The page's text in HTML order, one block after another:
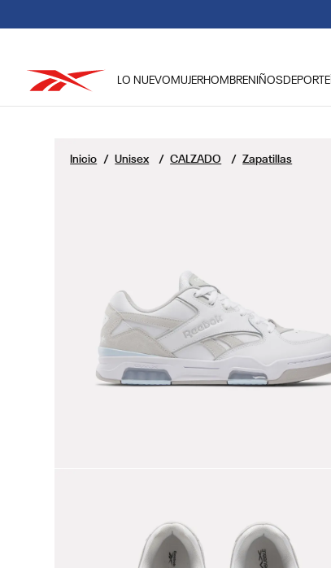
LO NUEVO MUJERHOMBRENIÑOSDEPORTE
Unisex CALZADO Zapatillas
2.
club c
.
chaqueta
7.
nano 4
8.
classic
9.
nano 5